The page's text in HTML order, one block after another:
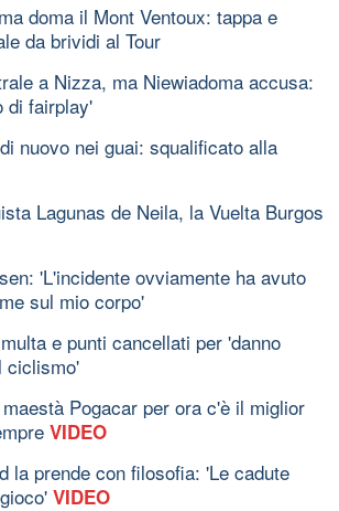
doma il Mont Ventoux: tappa e
da brividi al Tour
a Nizza, ma Niewiadoma accusa:
di fairplay'
nuovo nei guai: squalificato alla
Lagunas de Neila, la Vuelta Burgos
'L'incidente ovviamente ha avuto
sul mio corpo'
e punti cancellati per 'danno
ciclismo'
Pogacar per ora c'è il miglior
VIDEO
la prende con filosofia: 'Le cadute
VIDEO